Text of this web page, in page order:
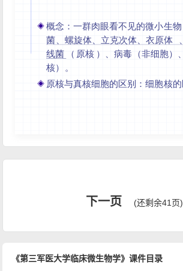
下一页 (还剩余41页)
《第三军医大学临床微生物学》课件目录